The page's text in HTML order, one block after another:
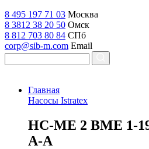
8 495 197 71 03 Москва
8 3812 38 20 50 Омск
8 812 703 80 84 СПб
corp@sib-m.com Email
Главная
Насосы Istratex
HC-ME 2 BME 1-
A-A